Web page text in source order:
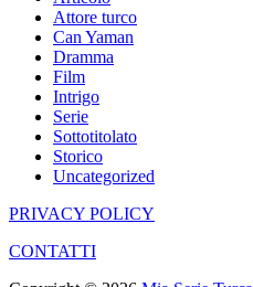
Attore turco
Can Yaman
Dramma
Film
Intrigo
Serie
Sottotitolato
Storico
Uncategorized
PRIVACY POLICY
CONTATTI